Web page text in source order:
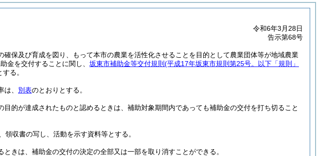
令和6年3月28日
告示第68号
保及び育成を図り、もって本市の農業を活性化させることを目的として農業団体等が地域農業
金を交付することに関し、 坂東市補助金等交付規則 (平成17年坂東市規則第25号。以下「規則」
る。
、 別表のとおりとする。
的が達成されたものと認めるときは、補助対象期間内であっても補助金の交付を打ち切ること
収書の写し、活動を示す資料等とする。
ときは、補助金の交付の決定の全部又は一部を取り消すことができる。